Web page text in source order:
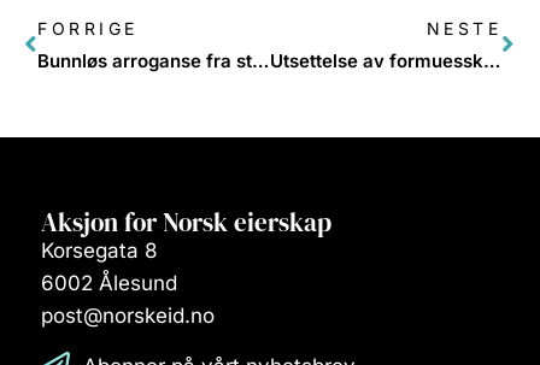
FORRIGE
Bunnløs arroganse fra statsråd Vestre
NESTE
Utsettelse av formuesskatten: – Et spinnvilt forslag
Aksjon for Norsk eierskap
Korsegata 8
6002 Ålesund
post@norskeid.no